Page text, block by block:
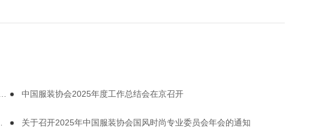
中国服装协会2025年度工作总结会在京召开
关于召开2025年中国服装协会国风时尚专业委员会年会的通知